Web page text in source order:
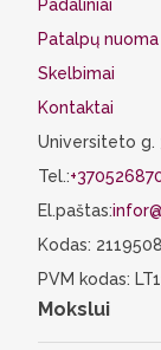
Padaliniai
Patalpų nuoma
Skelbimai
Kontaktai
Universiteto g.
Tel.:
El.paštas:
Kodas:
PVM kodas:
Mokslui